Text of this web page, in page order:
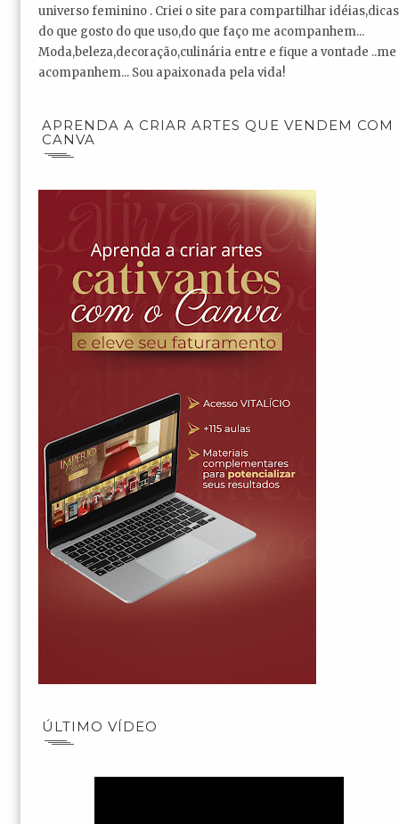
universo feminino . Criei o site para compartilhar idéias,dicas
do que gosto do que uso,do que faço me acompanhem...
Moda,beleza,decoração,culinária entre e fique a vontade ..me
acompanhem... Sou apaixonada pela vida!
APRENDA A CRIAR ARTES QUE VENDEM COM
CANVA
ÚLTIMO VÍDEO